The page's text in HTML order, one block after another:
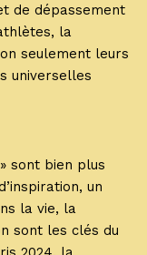
de dépassement
la
seulement leurs
universelles
sont bien plus
un
la vie, la
sont les clés du